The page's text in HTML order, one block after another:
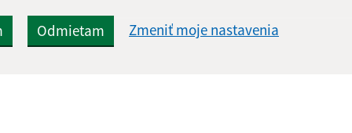
Odmietam Zmeniť moje nastavenia